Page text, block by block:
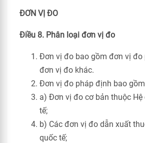
ĐƠN VỊ ĐO
Điều 8. Phân loại đơn vị đo
Đơn vị đo bao gồm đơn vị đo
đơn vị đo khác.
Đơn vị đo pháp định bao
a) Đơn vị đo cơ bản thuộc
tế;
b) Các đơn vị đo dẫn xuất
quốc tế;